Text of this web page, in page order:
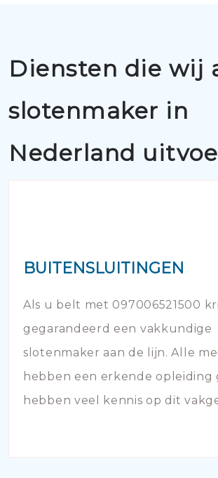
Diensten die wij
slotenmaker in
Nederland
BUITENSLUITINGEN
Als u belt met 097006521500
gegarandeerd een vakkundige
slotenmaker aan de lijn. Alle
hebben een erkende opleiding
hebben veel kennis op dit